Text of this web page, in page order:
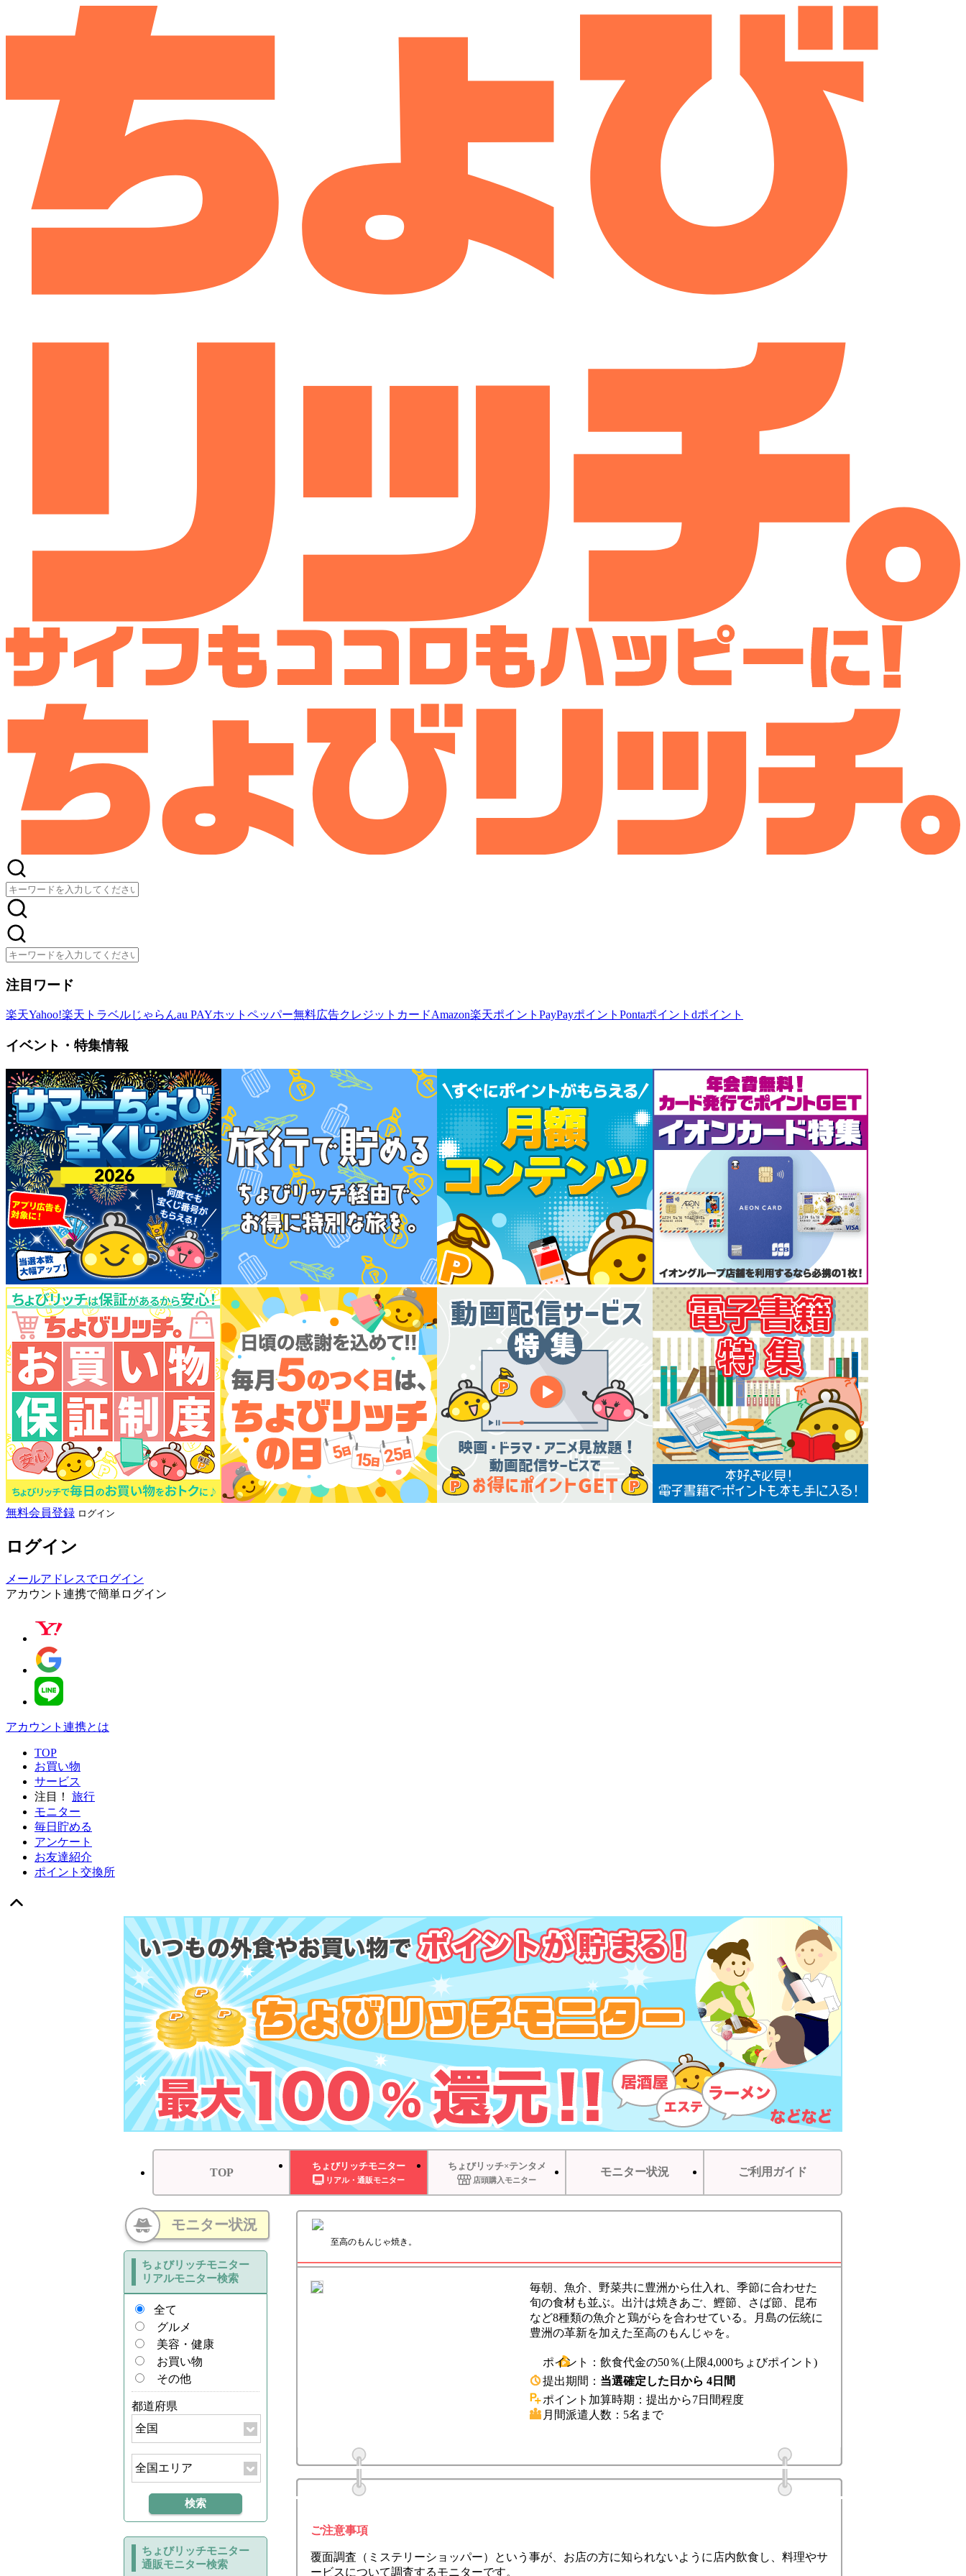
注目ワード
楽天Yahoo!楽天トラベルじゃらんau PAYホットペッパー無料広告クレジットカードAmazon楽天ポイント PayPayポイント Pontaポイント dポイント
イベント・特集情報
無料会員登録 ログイン
ログイン
メールアドレスでログイン
アカウント連携で簡単ログイン
アカウント連携とは
TOP
お買い物
サービス
注目！
旅行
モニター
毎日貯める
アンケート
お友達紹介
ポイント交換所
TOP
ちょびリッチモニター
リアル・通販モニター
ちょびリッチ×テンタメ
店頭購入モニター
モニター状況 ご利用ガイド
モニター状況
ちょびリッチモニター
リアルモニター検索
全て
グルメ
美容・健康
お買い物
その他
都道府県
ちょびリッチモニター
通販モニター検索
至高のもんじゃ焼き。
毎朝、魚介、野菜共に豊洲から仕入れ、季節に合わせた
旬の食材も並ぶ。出汁は焼きあご、鰹節、さば節、昆布
など8種類の魚介と鶏がらを合わせている。月島の伝統に
豊洲の革新を加えた至高のもんじゃを。
ポイント： 飲食代金の50％(上限4,000ちょびポイント)
提出期間： 当選確定した日から 4日間
ポイント加算時期： 提出から7日間程度
月間派遣人数： 5名まで
ご注意事項
覆面調査（ミステリーショッパー）という事が、お店の方に知られないように店内飲食し、料理やサ
ービスについて調査するモニターです。